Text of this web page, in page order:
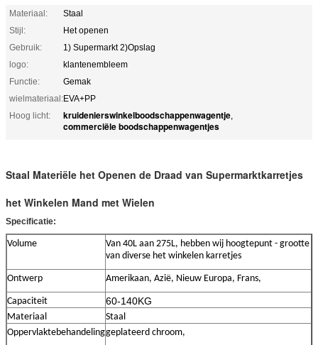
Materiaal:
Staal
Stijl:
Het openen
Gebruik:
1) Supermarkt 2)Opslag
logo:
klantenembleem
Functie:
Gemak
wielmateriaal:EVA+PP
Hoog licht:
kruidenierswinkelboodschappenwagentje,
commerciële boodschappenwagentjes
Staal Materiële het Openen de Draad van Supermarktkarretjes
het Winkelen Mand met Wielen
Specificatie:
Volume
Van 40L aan 275L, hebben wij hoogtepunt - grootte
van diverse het winkelen karretjes
Ontwerp Amerikaan, Azië, Nieuw Europa, Frans,
Capaciteit 60-140KG
Materiaal
Staal
Oppervlaktebehandelinggeplateerd chroom,